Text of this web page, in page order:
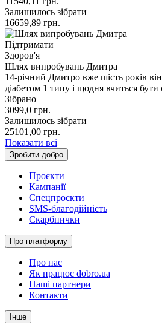
Залишилось зібрати
16659,89 грн.
Підтримати
Здоров'я
Шлях випробувань Дмитра
14-річний Дмитро вже шість років
діабетом 1 типу і щодня вчиться
Зібрано
3099,0 грн.
Залишилось зібрати
25101,00 грн.
Показати всі
Зробити добро
Проєкти
Кампанії
Спецпроєкти
SMS-благодійність
Скарбнички
Про платформу
Про нас
Як працює dobro.ua
Наші партнери
Контакти
Інше